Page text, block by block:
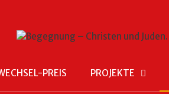
PREIS PROJEKTE